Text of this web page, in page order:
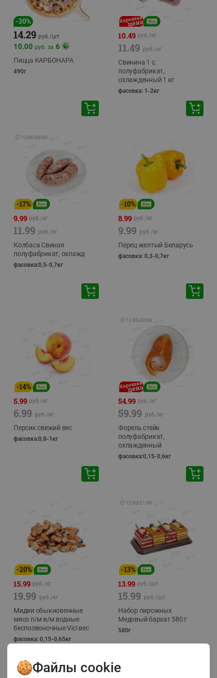
-30%
14.29 руб./шт
10.00 руб. за 6
Пицца КАРБОНАРА
490г
10.49 руб./кг
11.49 руб./кг
Свинина 1 с.
полуфабрикат,
охлажденный 1 кг
фасовка: 1-2кг
🕘 12:00-20:00
-17%
9.99 руб./кг
11.99 руб./кг
Колбаса Свиная
полуфабрикат, охлажд
фасовка:0,5-0,7кг
-10%
8.99 руб./кг
9.99 руб./кг
Перец желтый Беларусь
фасовка: 0,3-0,7кг
-14%
5.99 руб./кг
6.99 руб./кг
Персик свежий вес
фасовка:0,8-1кг
🕘 12:00-20:00
54.99 руб./кг
59.99 руб./кг
Форель стейк
полуфабрикат,
охлажденный
фасовка:0,15-0,6кг
-20%
15.99 руб./кг
19.99 руб./кг
Мидии обыкновенные
мясо п/м в/м водные
беспозвоночные Vici вес
фасовка: 0,15-0,65кг
🕘 12:00-21:00
-13%
13.99 руб./шт
15.99 руб./шт
Набор пирожных
Медовый бархат 580 г
580г
Файлы cookie